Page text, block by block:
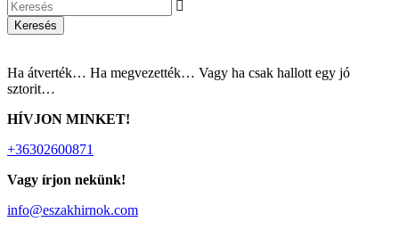
Keresés
Ha átverték… Ha megvezették… Vagy ha csak hallott egy jó
sztorit…
HÍVJON MINKET!
+36302600871
Vagy írjon nekünk!
info@eszakhirnok.com